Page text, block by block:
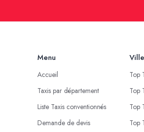
Menu
Accueil
Taxis par département
Liste Taxis conventionnés
Demande de devis
Top
Top
Top
Top